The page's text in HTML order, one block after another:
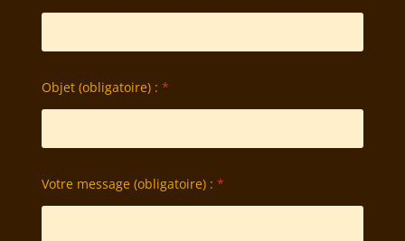
Objet (obligatoire) : *
Votre message (obligatoire) : *